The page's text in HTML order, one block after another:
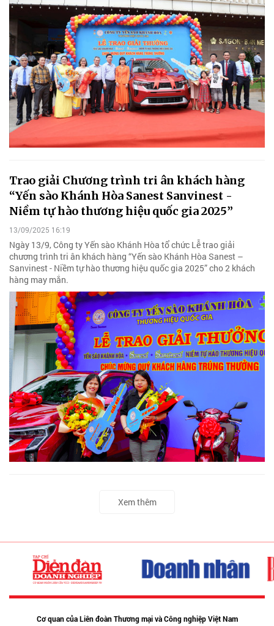
Trao giải Chương trình tri ân khách hàng
“Yến sào Khánh Hòa Sanest Sanvinest -
Niềm tự hào thương hiệu quốc gia 2025”
13/09/2025 16:19
Ngày 13/9, Công ty Yến sào Khánh Hòa tổ chức Lễ trao giải
chương trình tri ân khách hàng “Yến sào Khánh Hòa Sanest –
Sanvinest - Niềm tự hào thương hiệu quốc gia 2025” cho 2 khách
hàng may mắn.
Xem thêm
Cơ quan của Liên đoàn Thương mại và Công nghiệp Việt Nam